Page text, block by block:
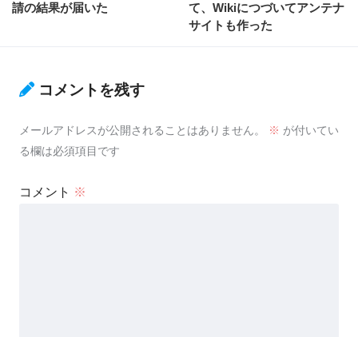
請の結果が届いた
て、Wikiにつづいてアンテナ
サイトも作った
コメントを残す
メールアドレスが公開されることはありません。 ※ が付いてい
る欄は必須項目です
コメント ※